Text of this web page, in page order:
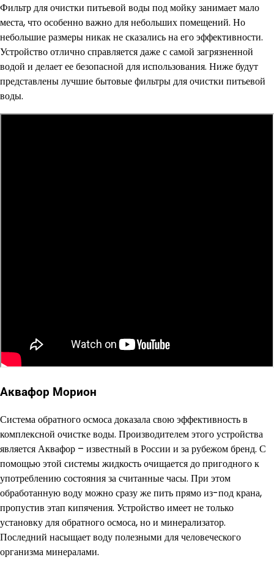
Фильтр для очистки питьевой воды под мойку занимает мало
места, что особенно важно для небольших помещений. Но
небольшие размеры никак не сказались на его эффективности.
Устройство отлично справляется даже с самой загрязненной
водой и делает ее безопасной для использования. Ниже будут
представлены лучшие бытовые фильтры для очистки питьевой
воды.
Аквафор Морион
Система обратного осмоса доказала свою эффективность в
комплексной очистке воды. Производителем этого устройства
является Аквафор – известный в России и за рубежом бренд. С
помощью этой системы жидкость очищается до пригодного к
употреблению состояния за считанные часы. При этом
обработанную воду можно сразу же пить прямо из-под крана,
пропустив этап кипячения. Устройство имеет не только
установку для обратного осмоса, но и минерализатор.
Последний насыщает воду полезными для человеческого
организма минералами.